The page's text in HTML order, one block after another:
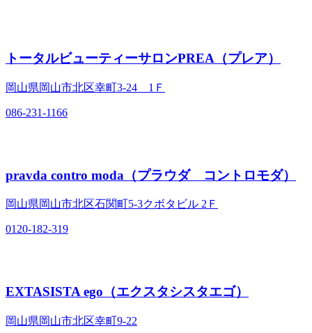
トータルビューティーサロンPREA（プレア）
岡山県岡山市北区幸町3‐24 1Ｆ
086-231-1166
pravda contro moda（プラウダ コントロモダ）
岡山県岡山市北区石関町5‐3クボタビル 2Ｆ
0120-182-319
EXTASISTA ego（エクスタシスタエゴ）
岡山県岡山市北区幸町9‐22